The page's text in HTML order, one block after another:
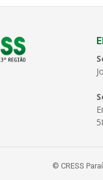
© CRESS